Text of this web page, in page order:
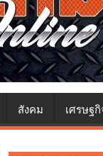
สังคม เศรษฐกิ